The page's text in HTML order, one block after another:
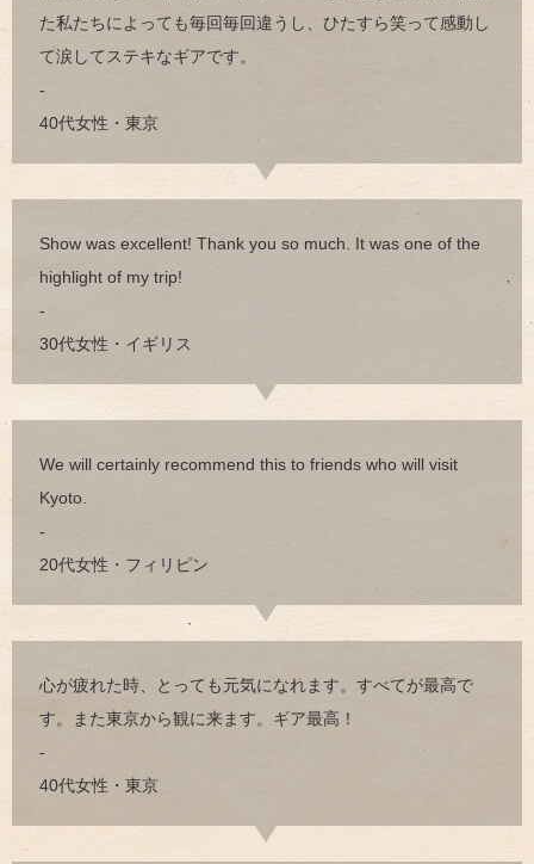
た私たちによっても毎回毎回違うし、ひたすら笑って感動し
て涙してステキなギアです。
-
40代女性・東京
Show was excellent! Thank you so much. It was one of the
highlight of my trip!
-
30代女性・イギリス
We will certainly recommend this to friends who will visit
Kyoto.
-
20代女性・フィリピン
心が疲れた時、とっても元気になれます。すべてが最高で
す。また東京から観に来ます。ギア最高！
-
40代女性・東京